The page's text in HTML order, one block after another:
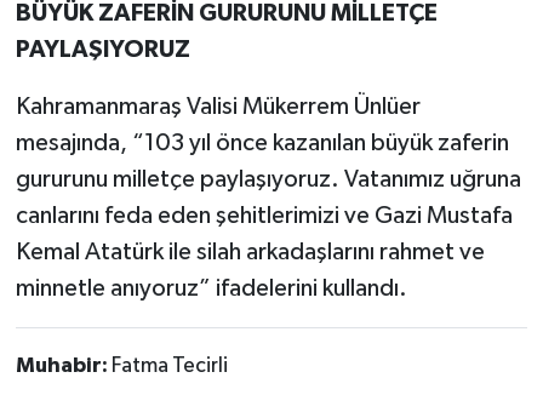
BÜYÜK ZAFERİN GURURUNU MİLLETÇE
PAYLAŞIYORUZ
Kahramanmaraş Valisi Mükerrem Ünlüer
mesajında, “103 yıl önce kazanılan büyük zaferin
gururunu milletçe paylaşıyoruz. Vatanımız uğruna
canlarını feda eden şehitlerimizi ve Gazi Mustafa
Kemal Atatürk ile silah arkadaşlarını rahmet ve
minnetle anıyoruz” ifadelerini kullandı.
Muhabir: Fatma Tecirli